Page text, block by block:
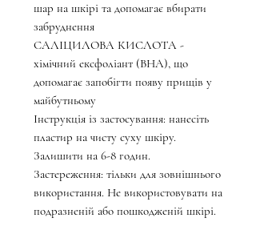
шар на шкірі та допомагає вбирати
забруднення
САЛІЦИЛОВА КИСЛОТА -
хімічний ексфоліант (ВНА), що
допомагає запобігти появу прищів у
майбутньому
Інструкція із застосування: нанесіть
пластир на чисту суху шкіру.
Залишити на 6-8 годин.
Застереження: тільки для зовнішнього
використання. Не використовувати на
подразненій або пошкодженій шкірі.